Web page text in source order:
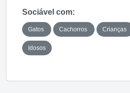
Sociável com:
Gatos Cachorros Crianças
Idosos